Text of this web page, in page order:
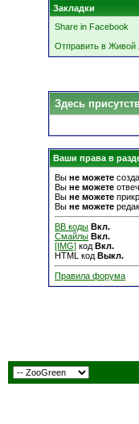
Закладки
Share in Facebook
Отправить в Живой
Здесь
Ваши права в
Вы не можете
Вы не можете
Вы не можете
Вы не можете
BB коды Вкл.
Смайлы Вкл.
[IMG] код Вкл.
HTML код Выкл.
Правила форума